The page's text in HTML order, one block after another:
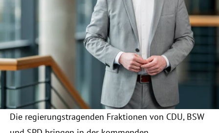
FRAKTION
KONTAKT
RESOURCES
Blog
Die regierungstragenden Fraktionen von CDU, BSW